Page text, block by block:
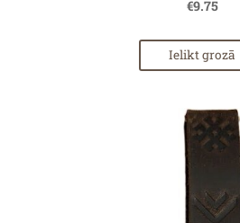
€9.75
Ielikt grozā